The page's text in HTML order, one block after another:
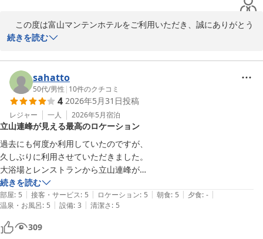
フロント　山本
■□■　富山マンテンホテルの魅力　■□■
＝＝＝＝＝＝＝＝＝＝＝＝＝＝＝＝＝＝＝＝＝
①アクセス：ＪＲ富山駅・市内電車①番乗り場より5分、桜橋駅下
車でホテル目の前(復路100円優待乗車券有）
………………………………………………
②大浴場：【男湯】 「立山連峰展望浴場」人工ラジウム温泉・サウ
ナ・水風呂・ジェット風呂・露天風呂完備
【女湯】　人工ラジウム温泉、岩盤浴(天照石)・クールダウン室
付無料　※3名様限定(フロント予約要)
………………………………………………
③朝食：立山連峰眺望！！朝風呂入って、ゆっくり寛ぎながら「選
べる！！イン日替わり和・洋定食」
北陸の味・お袋の味「和定食」、カロリー最適「洋定食」：サラ
この度は富山マンテンホテルをご利用いただき、誠にありがとう
ございます。
お客様のお声にもありますように、当ホテルの10階には高さや柔
らかさの異なる5種類の枕が自由に選べるお好み枕棚をご用意して
おります。体にあった枕でゆっくりとお休みいただき、気持ちよく
朝を迎えていただければ幸いでございます。
また、ご朝食につきましても、富山らしい食材を取り入れた和定
食をお気に召していただき、期待以上とのお言葉を頂戴できました
こと、大変光栄に存じます。
一方で、大浴場につきましてはご期待に添えず申し訳ございませ
んでした。男女で浴場の造りに違いがあることは私共も大変心苦し
く思っております。現状、すぐに改善出来ない点ではございます
が、今後よりよいホテルを創っていく際の検討材料とさせて頂きま
す。
続きを読む
sahatto
50代/男性 | 10件のクチコミ
4 2026年5月31日投稿
レジャー 一人 2026年5月宿泊
立山連峰が見える最高のロケーション
過去にも何度か利用していたのですが、
久しぶりに利用させていただきました。
大浴場とレンストランから立山連峰が
見られるロケーションは最高です。
インターネットWiFi接続が不安定で
繋がったり繋がらなかった事が
一点だけ不満点でした。
続きを読む
部屋: 5 | 接客・サービス: 5 | ロケーション: 5 | 朝食: 5 | 夕食: - |
温泉・お風呂: 5 | 設備: 3 | 清潔さ: 5
309